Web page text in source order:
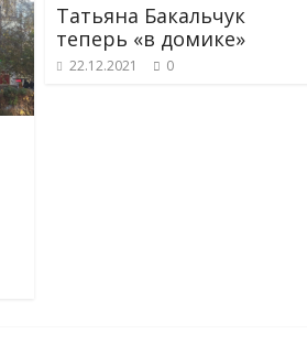
Татьяна Бакальчук
теперь «в домике»
22.12.2021 0